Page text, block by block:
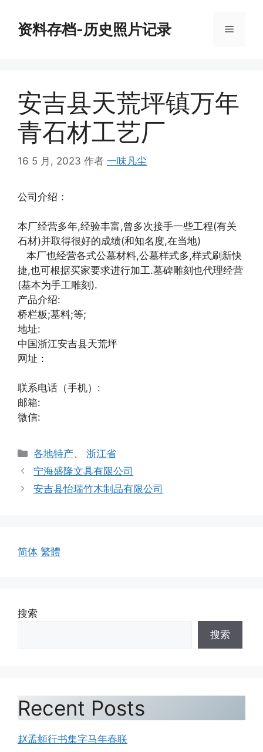
资料存档-历史照片记录 菜
安吉县天荒坪镇万年
青石材工艺厂
16 5 月, 2023 作者 一味凡尘
公司介绍：
本厂经营多年,经验丰富,曾多次接手一些工程(有关
石材)并取得很好的成绩(和知名度,在当地)
本厂也经营各式公墓材料,公墓样式多,样式刷新快
捷,也可根据买家要求进行加工.墓碑雕刻也代理经营
(基本为手工雕刻).
产品介绍:
桥栏板;墓料;等;
地址:
中国浙江安吉县天荒坪
网址：
联系电话（手机）:
邮箱:
微信:
分
类
各地特产、浙江省
宁海盛隆文具有限公司
安吉县怡瑞竹木制品有限公司
简体 繁體
搜索
搜索
Recent Posts
赵孟頫行书集字马年春联